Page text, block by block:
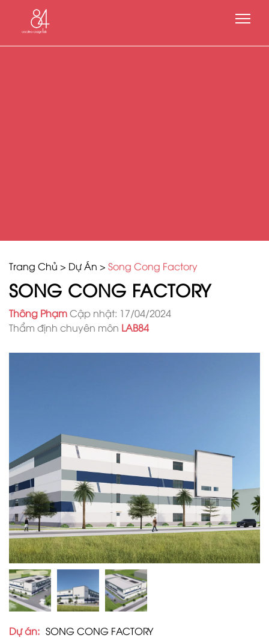
Trang Chủ > Dự Án > Song Cong Factory
SONG CONG FACTORY
Thông PhạmCập nhật: 17/04/2024
Thẩm định chuyên môn LAB84
Dự án: SONG CONG FACTORY